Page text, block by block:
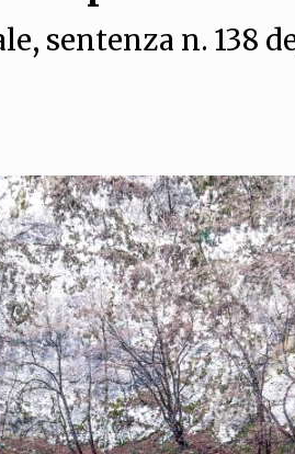
FILODIRITTO REDAZIONE COMITATO
CODICI RUBRICHE
sentenza n. 138